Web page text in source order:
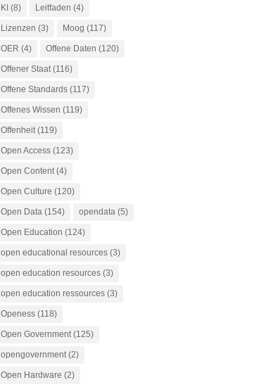
KI (8) Leitfaden (4)
Lizenzen (3) Moog (117)
OER (4) Offene Daten (120)
Offener Staat(116)
Offene Standards(117)
Offenes Wissen (119)
Offenheit(119)
Open Access(123)
Open Content(4)
Open Culture (120)
Open Data(154) opendata(5)
Open Education (124)
open educational resources(3)
open education resources(3)
open education ressources(3)
Openess(118)
Open Government(125)
opengovernment(2)
Open Hardware (2)